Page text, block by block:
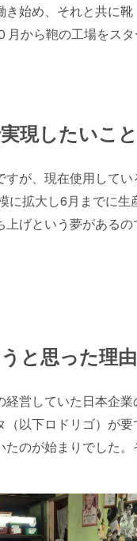
始め、それと共に靴
から鞄の工場をスタ
現したいこと
が、現在使用して
に拡大し6月までに
げという夢がある
と思った理由
営していた日本企
以下ロドリゴ）が要
のが始まりでした